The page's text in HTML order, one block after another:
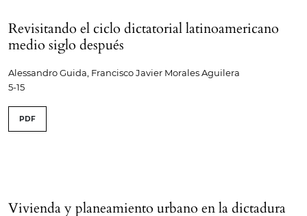
Revisitando el ciclo dictatorial latinoamericano
medio siglo después
Alessandro Guida, Francisco Javier Morales Aguilera
5-15
PDF
Vivienda y planeamiento urbano en la dictadura